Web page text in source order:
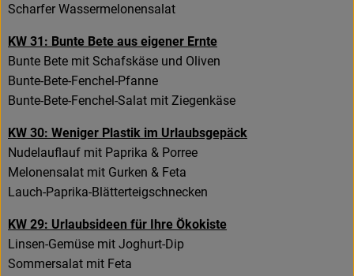
Scharfer Wassermelonensalat
KW 31: Bunte Bete aus eigener Ernte
Bunte Bete mit Schafskäse und Oliven
Bunte-Bete-Fenchel-Pfanne
Bunte-Bete-Fenchel-Salat mit Ziegenkäse
KW 30: Weniger Plastik im Urlaubsgepäck
Nudelauflauf mit Paprika & Porree
Melonensalat mit Gurken & Feta
Lauch-Paprika-Blätterteigschnecken
KW 29: Urlaubsideen für Ihre Ökokiste
Linsen-Gemüse mit Joghurt-Dip
Sommersalat mit Feta